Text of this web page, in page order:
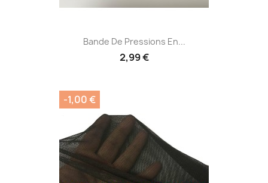
Bande De Pressions En...
2,99 €
-1,00 €